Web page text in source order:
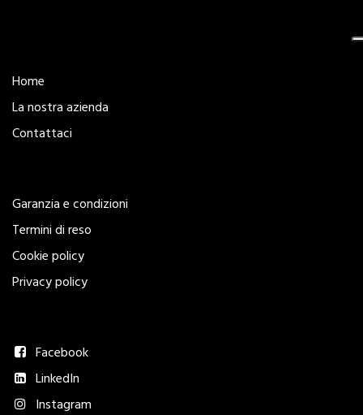
Home
La nostra azienda
Contattaci
Garanzia e condizioni
Termini di reso
Cookie policy
Privacy policy
Facebook
LinkedIn
Instagram